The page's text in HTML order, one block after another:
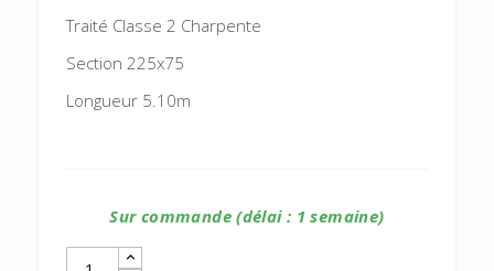
Traité Classe 2 Charpente
Section 225x75
Longueur 5.10m
Sur commande (délai : 1 semaine)